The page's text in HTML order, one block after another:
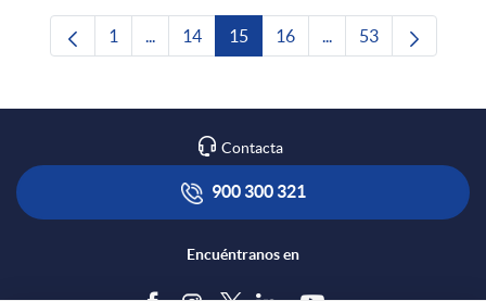
Página
1 ...Páginas intermedias Use TAB para
Página
14 Página
15 Página
16 ...Páginas intermedias
Página
53
Contacta
900 300 321
Encuéntranos en